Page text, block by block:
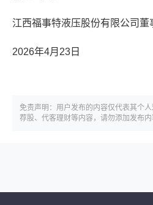
江西福事特液压股份有限公司董
2026年4月23日
免责声明：用户发布的内容仅代表其个
荐股、代客理财等内容，请勿添加发布